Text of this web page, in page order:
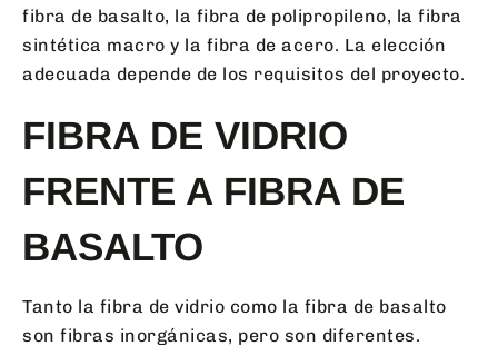
fibra de basalto, la fibra de polipropileno, la fibra
sintética macro y la fibra de acero. La elección
adecuada depende de los requisitos del proyecto.
FIBRA DE VIDRIO
FRENTE A FIBRA DE
BASALTO
Tanto la fibra de vidrio como la fibra de basalto
son fibras inorgánicas, pero son diferentes.